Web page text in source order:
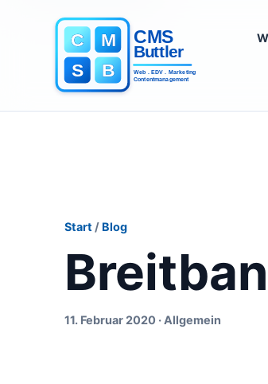
Start / Blog
11. Februar 2020 · Allgemein